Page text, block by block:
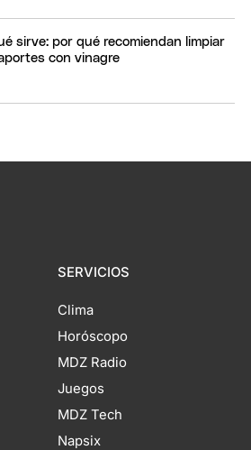
sirve: por qué recomiendan limpiar
con vinagre
SERVICIOS
Clima
Horóscopo
MDZ Radio
Juegos
MDZ Tech
Napsix